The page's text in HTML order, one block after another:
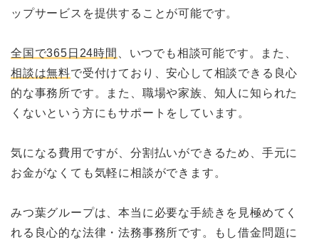
ップサービスを提供することが可能です。
全国で365日24時間
、いつでも相談可能です。また、
相談は無料で受付けており、安心して相談できる良心
的な事務所です。また、職場や家族、知人に知られた
くないという方にもサポートをしています。
気になる費用ですが、分割払いができるため、手元に
お金がなくても気軽に相談ができます。
みつ葉グループは、本当に必要な手続きを見極めてく
れる良心的な法律・法務事務所です。もし借金問題に